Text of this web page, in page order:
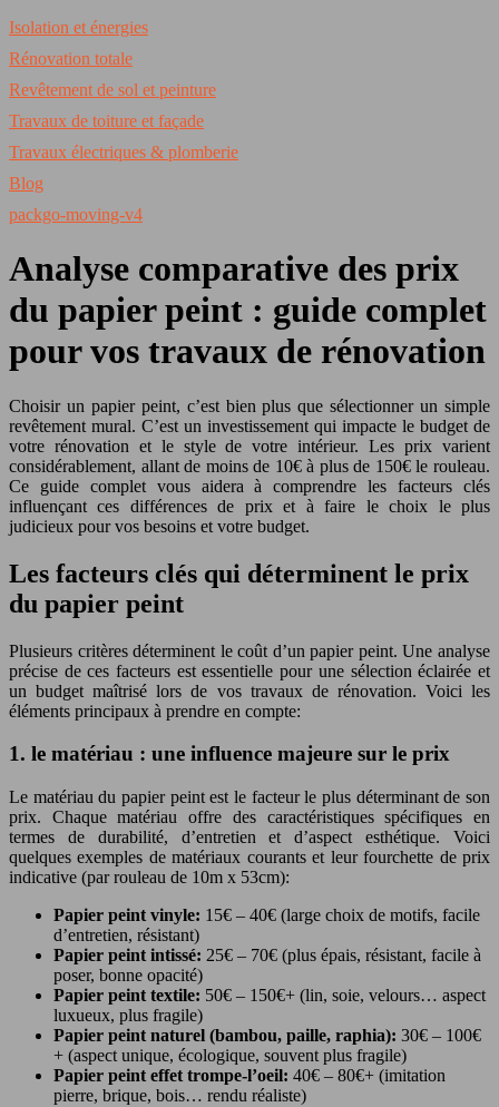
Isolation et énergies
Rénovation totale
Revêtement de sol et peinture
Travaux de toiture et façade
Travaux électriques & plomberie
Blog
packgo-moving-v4
Analyse comparative des prix
du papier peint : guide complet
pour vos travaux de rénovation
Choisir un papier peint, c’est bien plus que sélectionner un simple
revêtement mural. C’est un investissement qui impacte le budget de
votre rénovation et le style de votre intérieur. Les prix varient
considérablement, allant de moins de 10€ à plus de 150€ le rouleau.
Ce guide complet vous aidera à comprendre les facteurs clés
influençant ces différences de prix et à faire le choix le plus
judicieux pour vos besoins et votre budget.
Les facteurs clés qui déterminent le prix
du papier peint
Plusieurs critères déterminent le coût d’un papier peint. Une analyse
précise de ces facteurs est essentielle pour une sélection éclairée et
un budget maîtrisé lors de vos travaux de rénovation. Voici les
éléments principaux à prendre en compte:
1. le matériau : une influence majeure sur le prix
Le matériau du papier peint est le facteur le plus déterminant de son
prix. Chaque matériau offre des caractéristiques spécifiques en
termes de durabilité, d’entretien et d’aspect esthétique. Voici
quelques exemples de matériaux courants et leur fourchette de prix
indicative (par rouleau de 10m x 53cm):
Papier peint vinyle: 15€ – 40€ (large choix de motifs, facile
d’entretien, résistant)
Papier peint intissé: 25€ – 70€ (plus épais, résistant, facile à
poser, bonne opacité)
Papier peint textile: 50€ – 150€+ (lin, soie, velours… aspect
luxueux, plus fragile)
Papier peint naturel (bambou, paille, raphia): 30€ – 100€
+ (aspect unique, écologique, souvent plus fragile)
Papier peint effet trompe-l’oeil: 40€ – 80€+ (imitation
pierre, brique, bois… rendu réaliste)